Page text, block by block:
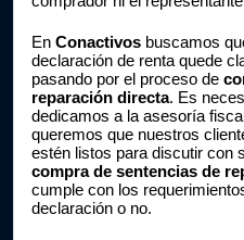
En Conactivos buscamos
declaración de renta quede
pasando por el proceso de
reparación directa. Es
dedicamos a la asesoría
queremos que nuestros
compra de sentencias de
cumple con los
declaración o no.